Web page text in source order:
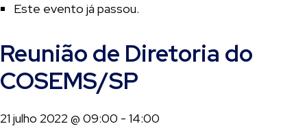
Este evento já passou.
Reunião de Diretoria do
COSEMS/SP
21 julho 2022 @ 09:00 - 14:00